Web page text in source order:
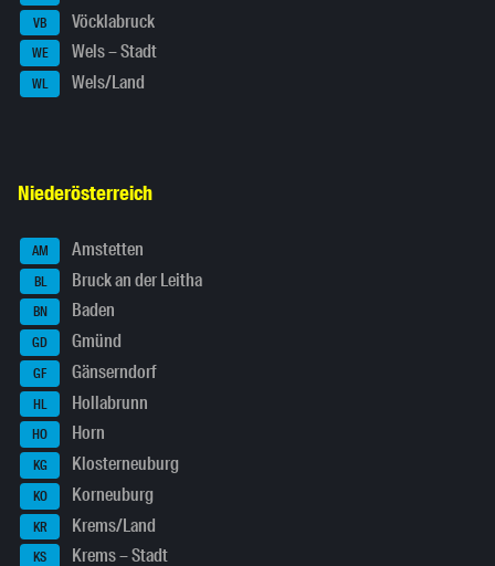
VB Vöcklabruck
WE Wels – Stadt
WL Wels/Land
Niederösterreich
AM Amstetten
BL Bruck an der Leitha
BN Baden
GD Gmünd
GF Gänserndorf
HL Hollabrunn
HO Horn
KG Klosterneuburg
KO Korneuburg
KR Krems/Land
KS Krems – Stadt